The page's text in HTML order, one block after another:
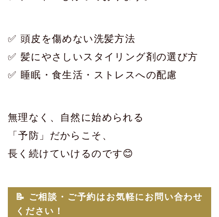
✅ 頭皮を傷めない洗髪方法
✅ 髪にやさしいスタイリング剤の選び方
✅ 睡眠・食生活・ストレスへの配慮
無理なく、自然に始められる
「予防」だからこそ、
長く続けていけるのです😊
📝 ご相談・ご予約はお気軽にお問い合わせ
ください！